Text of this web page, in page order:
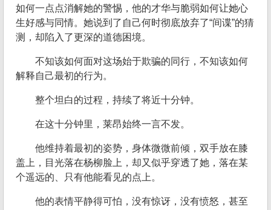
如何一点点消解她的警惕，他的才华与脆弱如何让她心
生好感与同情。她说到了自己何时彻底放弃了“间谍”的猜
测，却陷入了更深的道德困境。
不知该如何面对这场始于欺骗的同行，不知该如何
解释自己最初的行为。
整个坦白的过程，持续了将近十分钟。
在这十分钟里，莱昂始终一言不发。
他维持着最初的姿势，身体微微前倾，双手放在膝
盖上，目光落在杨柳脸上，却又似乎穿透了她，落在某
个遥远的、只有他能看见的点上。
他的表情平静得可怕，没有惊讶，没有愤怒，甚至